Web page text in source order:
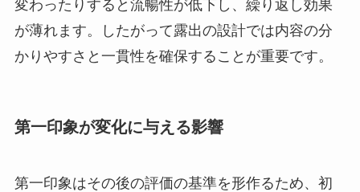
変わったりすると流暢性が低下し、繰り返し効果
が薄れます。したがって露出の設計では内容の分
かりやすさと一貫性を確保することが重要です。
第一印象が変化に与える影響
第一印象はその後の評価の基準を形作るため、初